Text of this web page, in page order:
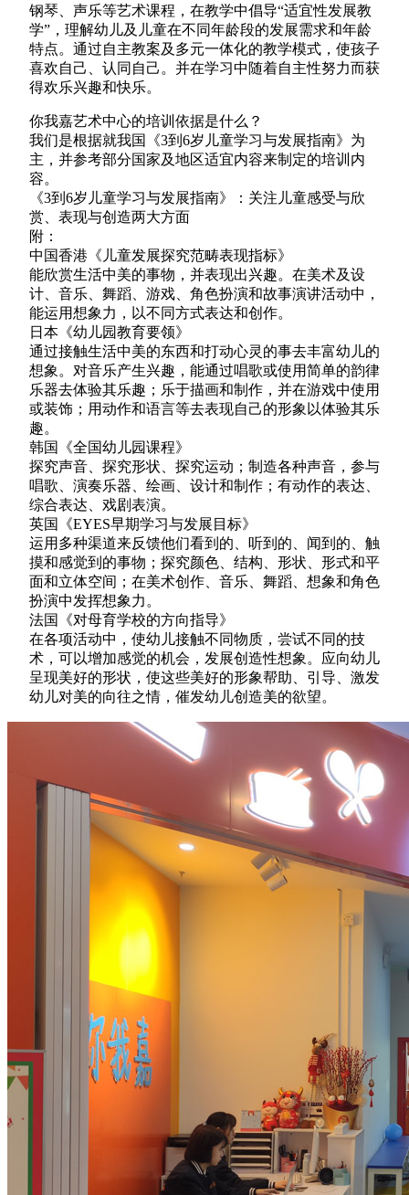
钢琴、声乐等艺术课程，在教学中倡导“适宜性发展教
学”，理解幼儿及儿童在不同年龄段的发展需求和年龄
特点。通过自主教案及多元一体化的教学模式，使孩子
喜欢自己、认同自己。并在学习中随着自主性努力而获
得欢乐兴趣和快乐。
你我嘉艺术中心的培训依据是什么？
我们是根据就我国《3到6岁儿童学习与发展指南》为
主，并参考部分国家及地区适宜内容来制定的培训内
容。
《3到6岁儿童学习与发展指南》：关注儿童感受与欣
赏、表现与创造两大方面
附：
中国香港《儿童发展探究范畴表现指标》
能欣赏生活中美的事物，并表现出兴趣。在美术及设
计、音乐、舞蹈、游戏、角色扮演和故事演讲活动中，
能运用想象力，以不同方式表达和创作。
日本《幼儿园教育要领》
通过接触生活中美的东西和打动心灵的事去丰富幼儿的
想象。对音乐产生兴趣，能通过唱歌或使用简单的韵律
乐器去体验其乐趣；乐于描画和制作，并在游戏中使用
或装饰；用动作和语言等去表现自己的形象以体验其乐
趣。
韩国《全国幼儿园课程》
探究声音、探究形状、探究运动；制造各种声音，参与
唱歌、演奏乐器、绘画、设计和制作；有动作的表达、
综合表达、戏剧表演。
英国《EYES早期学习与发展目标》
运用多种渠道来反馈他们看到的、听到的、闻到的、触
摸和感觉到的事物；探究颜色、结构、形状、形式和平
面和立体空间；在美术创作、音乐、舞蹈、想象和角色
扮演中发挥想象力。
法国《对母育学校的方向指导》
在各项活动中，使幼儿接触不同物质，尝试不同的技
术，可以增加感觉的机会，发展创造性想象。应向幼儿
呈现美好的形状，使这些美好的形象帮助、引导、激发
幼儿对美的向往之情，催发幼儿创造美的欲望。